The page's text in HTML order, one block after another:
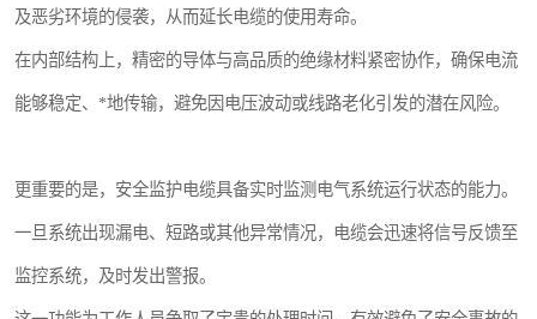
及恶劣环境的侵袭，从而延长电缆的使用寿命。
在内部结构上，精密的导体与高品质的绝缘材料紧密协作，确保电流
能够稳定、*地传输，避免因电压波动或线路老化引发的潜在风险。
更重要的是，安全监护电缆具备实时监测电气系统运行状态的能力。
一旦系统出现漏电、短路或其他异常情况，电缆会迅速将信号反馈至
监控系统，及时发出警报。